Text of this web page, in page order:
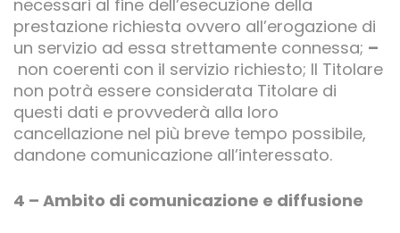
necessari al fine dell’esecuzione della
prestazione richiesta ovvero all’erogazione di
un servizio ad essa strettamente connessa; –
non coerenti con il servizio richiesto; Il Titolare
non potrà essere considerata Titolare di
questi dati e provvederà alla loro
cancellazione nel più breve tempo possibile,
dandone comunicazione all’interessato.
4 – Ambito di comunicazione e diffusione